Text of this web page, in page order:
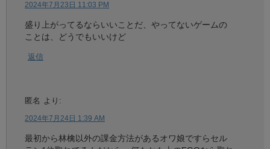
2024年7月23日 11:03 PM
盛り上がってるならいいことだ、やってないゲームの
ことは、どうでもいいけど
返信
匿名 より:
2024年7月24日 1:39 AM
最初から林檎以外の課金方法があるオワ娘ですらセル